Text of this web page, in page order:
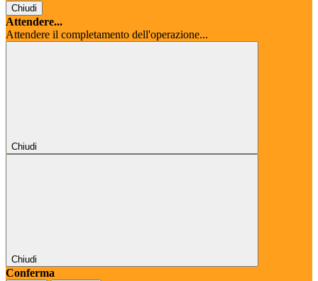
Chiudi
Attendere...
Attendere il completamento dell'operazione...
Chiudi
Chiudi
Conferma